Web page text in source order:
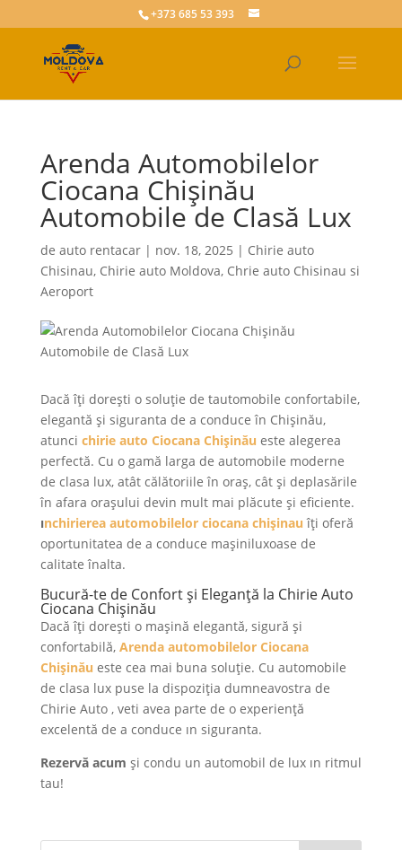
+373 685 53 393
Arenda Automobilelor
Ciocana Chișinău
Automobile de Clasă Lux
de auto rentacar| nov. 18, 2025 | Chirie auto
Chisinau, Chirie auto Moldova, Chrie auto Chisinau si
Aeroport
Dacă îți dorești o soluție de tautomobile confortabile,
elegantă și siguranta de a conduce în Chișinău,
atunci chirie auto Ciocana Chișinău este alegerea
perfectă. Cu o gamă larga de automobile moderne
de clasa lux, atât călătoriile în oraș, cât și deplasările
în afara orașului devin mult mai plăcute și eficiente.
ınchirierea automobilelor ciocana chişinau îți oferă
oportunitatea de a conduce mașiniluxoase de
calitate înalta.
Bucură-te de Confort și Eleganță la Chirie Auto
Ciocana Chișinău
Dacă îți dorești o mașină elegantă, sigură și
confortabilă, Arenda automobilelor Ciocana
Chișinău este cea mai buna soluție. Cu automobile
de clasa lux puse la dispoziția dumneavostra de
Chirie Auto , veti avea parte de o experiență
excelentă de a conduce ın siguranta.
Rezervă acum și condu un automobil de lux ın ritmul
tau!